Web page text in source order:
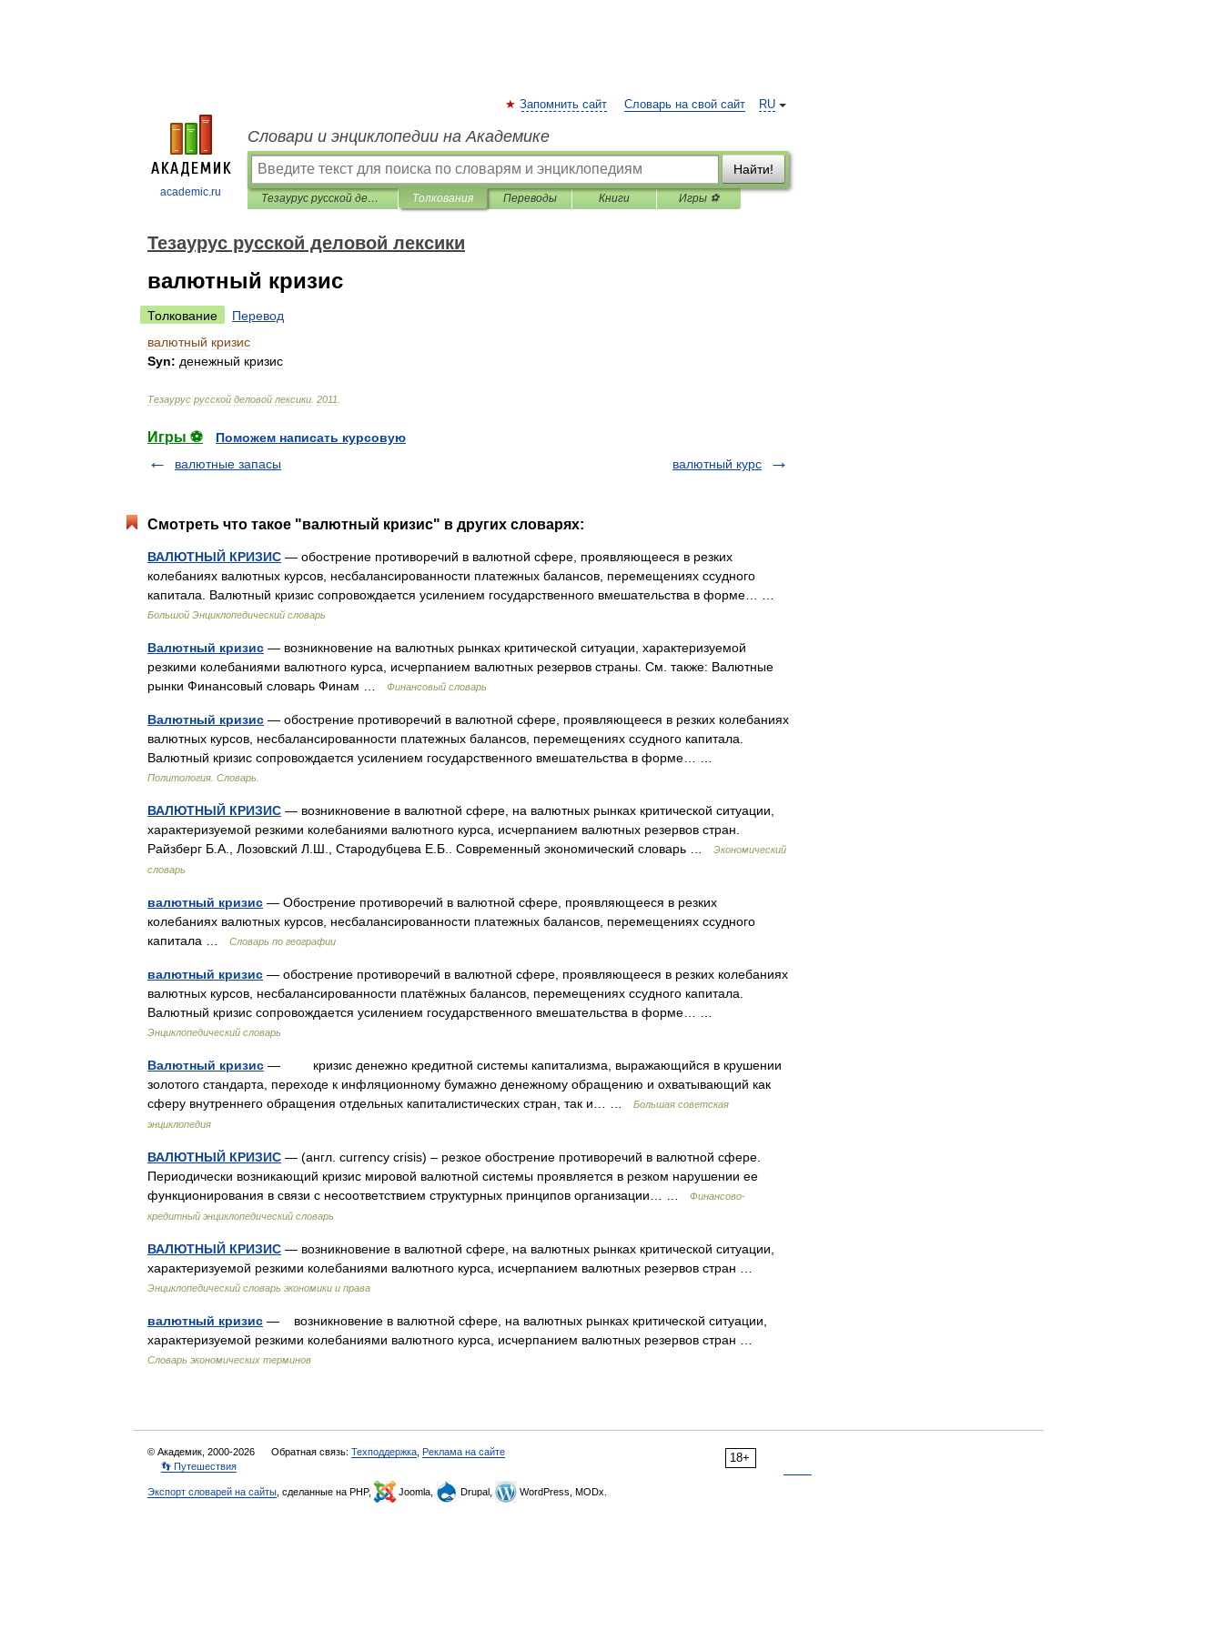
academic.ru
RU
Запомнить сайт Словарь на свой сайт
Словари и энциклопедии на Академике
Найти!
Тезаурус русской деловой лексики Толкования Переводы Книги Игры ⚽
Тезаурус русской деловой лексики
валютный кризис
Толкование
Перевод
валютный кризис
Syn: денежный кризис
Тезаурус русской деловой лексики 2011
Игры ⚽
Поможем написать курсовую
валютные запасы
валютный курс
Смотреть что такое "валютный кризис" в других словарях:
ВАЛЮТНЫЙ КРИЗИС — обострение противоречий в валютной сфере, проявляющееся в резких
колебаниях валютных курсов, несбалансированности платежных балансов, перемещениях ссудного
капитала. Валютный кризис сопровождается усилением государственного вмешательства в форме… …
Большой Энциклопедический словарь
Валютный кризис — возникновение на валютных рынках критической ситуации, характеризуемой
резкими колебаниями валютного курса, исчерпанием валютных резервов страны. См. также: Валютные
рынки Финансовый словарь Финам …
Финансовый словарь
Валютный кризис — обострение противоречий в валютной сфере, проявляющееся в резких колебаниях
валютных курсов, несбалансированности платежных балансов, перемещениях ссудного капитала.
Валютный кризис сопровождается усилением государственного вмешательства в форме… …
Политология. Словарь.
ВАЛЮТНЫЙ КРИЗИС — возникновение в валютной сфере, на валютных рынках критической ситуации,
характеризуемой резкими колебаниями валютного курса, исчерпанием валютных резервов стран.
Райзберг Б.А., Лозовский Л.Ш., Стародубцева Е.Б.. Современный экономический словарь …
Экономический
словарь
валютный кризис — Обострение противоречий в валютной сфере, проявляющееся в резких
колебаниях валютных курсов, несбалансированности платежных балансов, перемещениях ссудного
капитала …
Словарь по географии
валютный кризис — обострение противоречий в валютной сфере, проявляющееся в резких колебаниях
валютных курсов, несбалансированности платёжных балансов, перемещениях ссудного капитала.
Валютный кризис сопровождается усилением государственного вмешательства в форме… …
Энциклопедический словарь
Валютный кризис — кризис денежно кредитной системы капитализма, выражающийся в крушении
золотого стандарта, переходе к инфляционному бумажно денежному обращению и охватывающий как
сферу внутреннего обращения отдельных капиталистических стран, так и… …
Большая советская
энциклопедия
ВАЛЮТНЫЙ КРИЗИС — (англ. currency crisis) – резкое обострение противоречий в валютной сфере.
Периодически возникающий кризис мировой валютной системы проявляется в резком нарушении ее
функционирования в связи с несоответствием структурных принципов организации… …
Финансово-
кредитный энциклопедический словарь
ВАЛЮТНЫЙ КРИЗИС — возникновение в валютной сфере, на валютных рынках критической ситуации,
характеризуемой резкими колебаниями валютного курса, исчерпанием валютных резервов стран …
Энциклопедический словарь экономики и права
валютный кризис — возникновение в валютной сфере, на валютных рынках критической ситуации,
характеризуемой резкими колебаниями валютного курса, исчерпанием валютных резервов стран …
Словарь экономических терминов
18+
© Академик, 2000-2026 Обратная связь: Техподдержка Реклама на сайте
👣 Путешествия
Экспорт словарей на сайты , сделанные на PHP, Joomla, Drupal, WordPress, MODx.